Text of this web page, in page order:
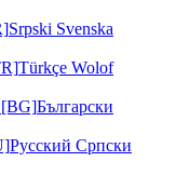
Srpski Svenska
Türkçe Wolof
[BG]Български
Русский Српски